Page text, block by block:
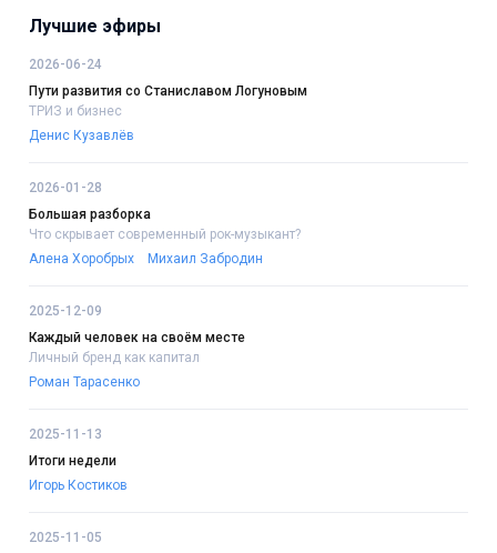
Лучшие эфиры
2026-06-24
Пути развития со Станиславом Логуновым
ТРИЗ и бизнес
Денис Кузавлёв
2026-01-28
Большая разборка
Что скрывает современный рок-музыкант?
Алена Хоробрых
Михаил Забродин
2025-12-09
Каждый человек на своём месте
Личный бренд как капитал
Роман Тарасенко
2025-11-13
Итоги недели
Игорь Костиков
2025-11-05